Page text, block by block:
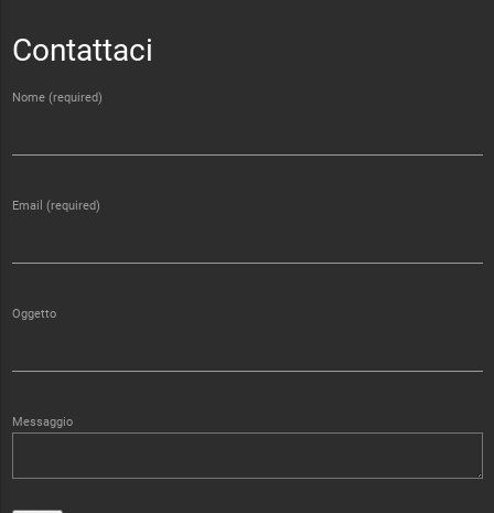
Contattaci
Nome (required)
Email (required)
Oggetto
Messaggio